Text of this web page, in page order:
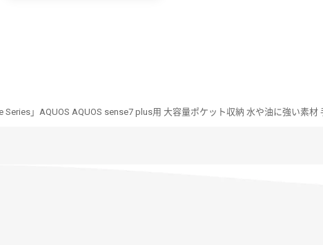
Series」AQUOS AQUOS sense7 plus用 大容量ポケット収納 水や油に強い素材